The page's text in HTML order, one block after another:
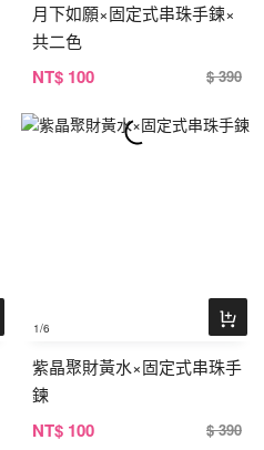
月下如願×固定式串珠手鍊×
共二色
NT$ 100 $ 390
1/6
紫晶聚財黃水×固定式串珠手
鍊
NT$ 100 $ 390